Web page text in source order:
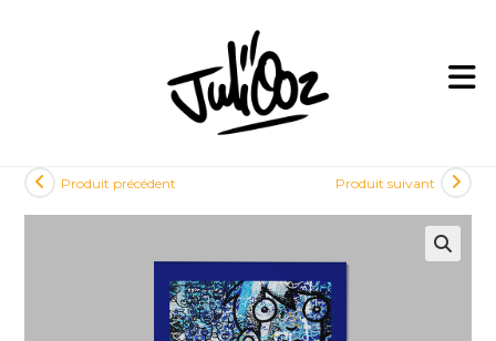
Produit précédent Produit suivant